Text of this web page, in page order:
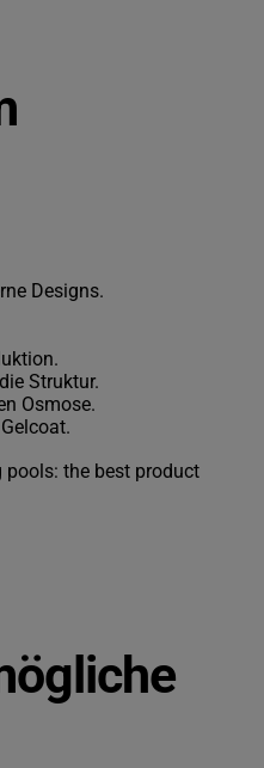
Designs.
Struktur.
Osmose.